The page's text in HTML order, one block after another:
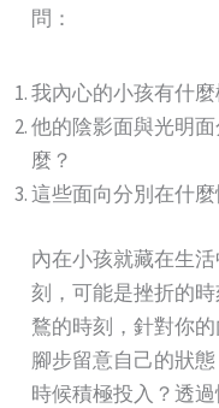
問：
我內心的小孩有什
他的陰影面與光明
麼？
這些面向分別在什
內在小孩就藏在生
刻，可能是挫折的
鶩的時刻，針對你
腳步留意自己的狀
時候積極投入？透